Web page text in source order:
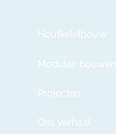
Houtkeletbouw
Modulair bouwen
Projecten
Ons verhaal